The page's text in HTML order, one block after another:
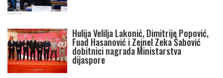
Hulija Velilja Lakonić, Dimitrije Popović,
Fuad Hasanović i Zejnel Zeka Šabović
dobitnici nagrada Ministarstva
dijaspore